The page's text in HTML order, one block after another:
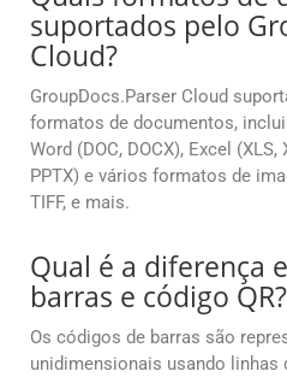
suportados pelo
Cloud?
GroupDocs.Parser Cloud
formatos de documentos,
Word (DOC, DOCX), Excel (XLS,
PPTX) e vários formatos de
TIFF, e mais.
Qual é a diferença
barras e código QR?
Os códigos de barras são
unidimensionais usando linhas